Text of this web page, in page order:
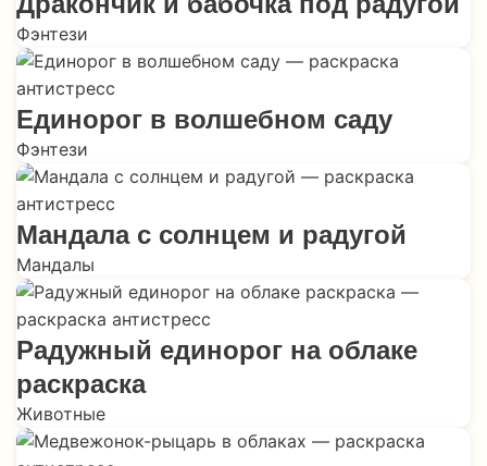
Фэнтези
Единорог в волшебном саду
Фэнтези
Мандала с солнцем и радугой
Мандалы
Радужный единорог на облаке
раскраска
Животные